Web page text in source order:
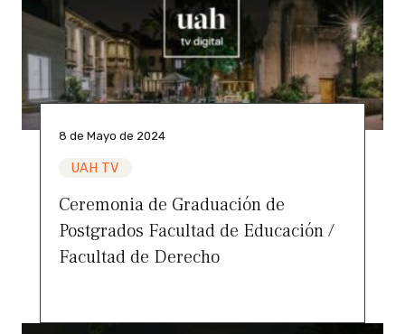
8 de Mayo de 2024
UAH TV
Ceremonia de Graduación de
Postgrados Facultad de Educación /
Facultad de Derecho